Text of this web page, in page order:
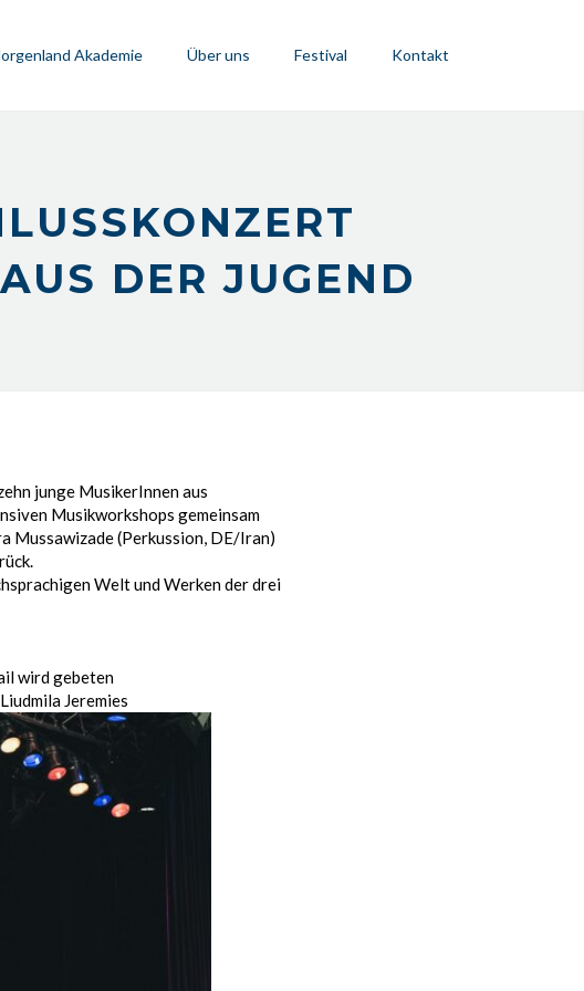
Akademie Über uns Festival Kontakt
DER JUGEND
junge MusikerInnen aus
Musikworkshops gemeinsam
Mussawizade (Perkussion, DE/Iran)
Welt und Werken der drei
wird gebeten
Jeremies